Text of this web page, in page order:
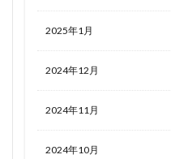
2025年1月
2024年12月
2024年11月
2024年10月